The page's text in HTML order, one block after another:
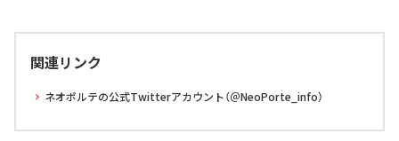
関連リンク
ネオポルテの公式Twitterアカウント（＠NeoPorte_info）